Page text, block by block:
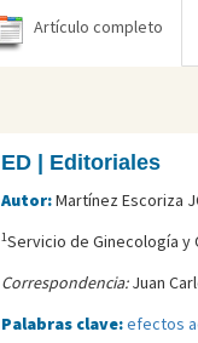
Artículo completo
ED | Editoriales
Autor:Martínez Escoriza
1Servicio de Ginecología y
Correspondencia:Juan
Palabras clave:efectos